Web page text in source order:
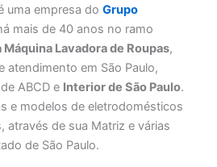
uma empresa doGrupo
mais de 40 anos no ramo
Lavadora de Roupas,
atendimento em São Paulo,
ABCD e Interior de São Paulo.
e modelos de eletrodomésticos
através de sua Matriz e várias
de São Paulo.